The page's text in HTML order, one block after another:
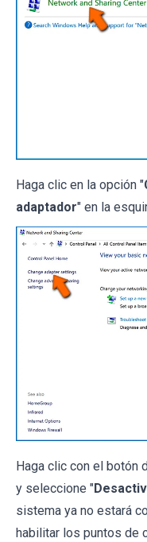
Haga clic en la opción "
adaptador" en la
Haga clic con el botón
y seleccione "
sistema ya no estará
habilitar los puntos de